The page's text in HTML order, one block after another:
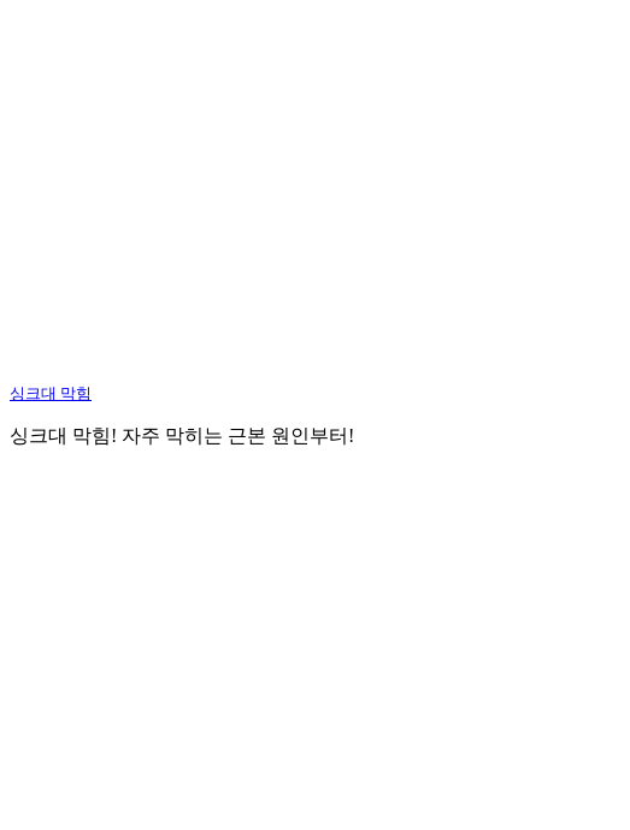
싱크대 막힘
싱크대 막힘! 자주 막히는 근본 원인부터!